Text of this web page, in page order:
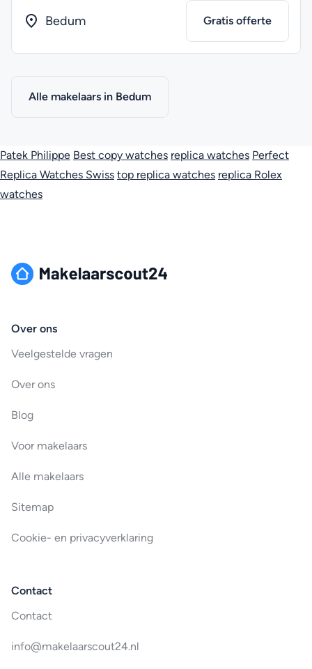
Bedum Gratis offerte
Alle makelaars in Bedum
Patek Philippe Best copy watches replica watches Perfect
Replica Watches Swiss top replica watches replica Rolex
watches
Over ons
Veelgestelde vragen
Over ons
Blog
Voor makelaars
Alle makelaars
Sitemap
Cookie- en privacyverklaring
Contact
Contact
info@makelaarscout24.nl